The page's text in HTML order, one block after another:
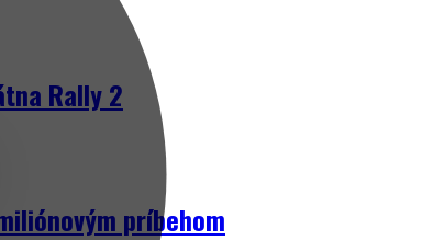
Rally 2
príbehom